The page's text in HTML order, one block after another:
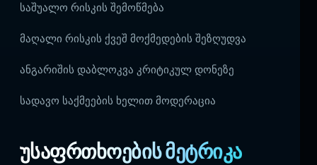
საშუალო რისკის შემოწმება
მაღალი რისკის ქვეშ მოქმედების შეზღუდვა
ანგარიშის დაბლოკვა კრიტიკულ დონეზე
სადავო საქმეების ხელით მოდერაცია
უსაფრთხოების მეტრიკა